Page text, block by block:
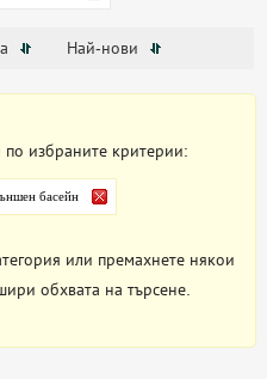
Най-нови
избраните критерии:
басейн
или премахнете някои
обхвата на търсене.